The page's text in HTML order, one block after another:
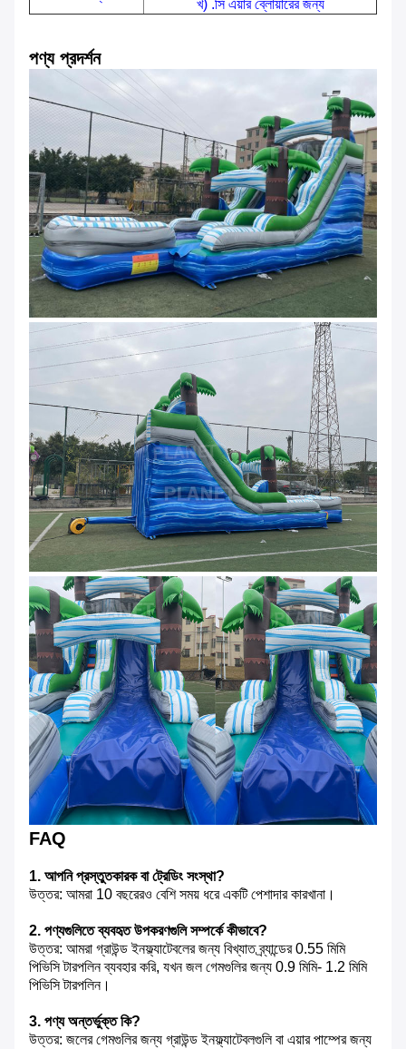
খ) .সি এয়ার ব্লোয়ারের জন্য
পণ্য প্রদর্শন
FAQ
1. আপনি প্রস্তুতকারক বা ট্রেডিং সংস্থা?
উত্তর: আমরা 10 বছরেরও বেশি সময় ধরে একটি পেশাদার কারখানা।
2. পণ্যগুলিতে ব্যবহৃত উপকরণগুলি সম্পর্কে কীভাবে?
উত্তর: আমরা গ্রাউন্ড ইনফ্ল্যাটেবলের জন্য বিখ্যাত ব্র্যান্ডের 0.55 মিমি
পিভিসি টারপলিন ব্যবহার করি, যখন জল গেমগুলির জন্য 0.9 মিমি- 1.2 মিমি
পিভিসি টারপলিন।
3. পণ্য অন্তর্ভুক্ত কি?
উত্তর: জলের গেমগুলির জন্য গ্রাউন্ড ইনফ্ল্যাটেবলগুলি বা এয়ার পাম্পের জন্য